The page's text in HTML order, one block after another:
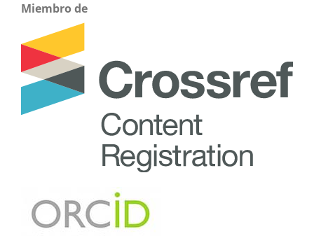
Miembro de